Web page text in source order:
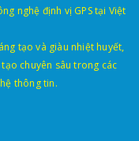
nghệ định vị GPS tại Việt
tạo và giàu nhiệt huyết,
chuyên sâu trong các
thông tin.